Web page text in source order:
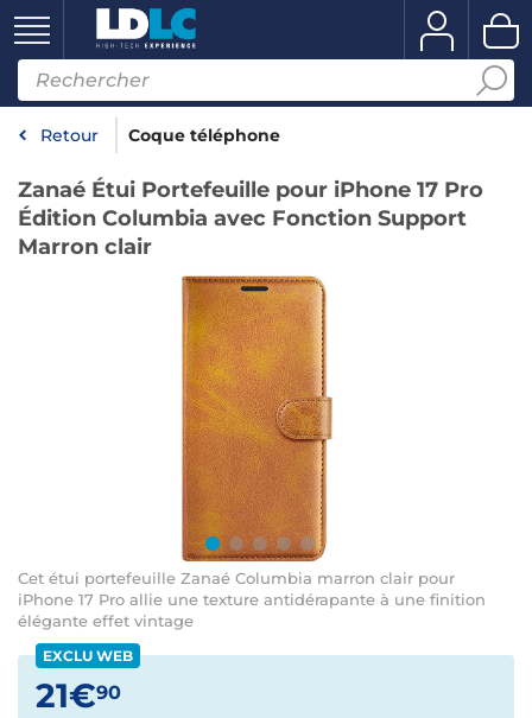
Retour Coque téléphone
Zanaé Étui Portefeuille pour iPhone 17 Pro
Édition Columbia avec Fonction Support
Marron clair
Cet étui portefeuille Zanaé Columbia marron clair pour
iPhone 17 Pro allie une texture antidérapante à une finition
élégante effet vintage
EXCLU WEB
21€90